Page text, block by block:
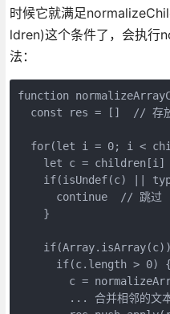
时候它就满足
ldren)这个条件了，会执行
法：
function
const res = []  // 存
for(let i = 0; i <
    let c = children[i]
if(isUndef(c) ||
      continue  // 跳过
    }
if(Array.isArray(c))
      if(c.length > 0) {
c =
... 合并相邻的文